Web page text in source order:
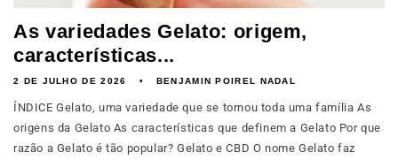
As variedades Gelato: origem,
características...
2 DE JULHO DE 2026 BENJAMIN POIREL NADAL
ÍNDICE Gelato, uma variedade que se tornou toda uma família As
origens da Gelato As características que definem a Gelato Por que
razão a Gelato é tão popular? Gelato e CBD O nome Gelato faz